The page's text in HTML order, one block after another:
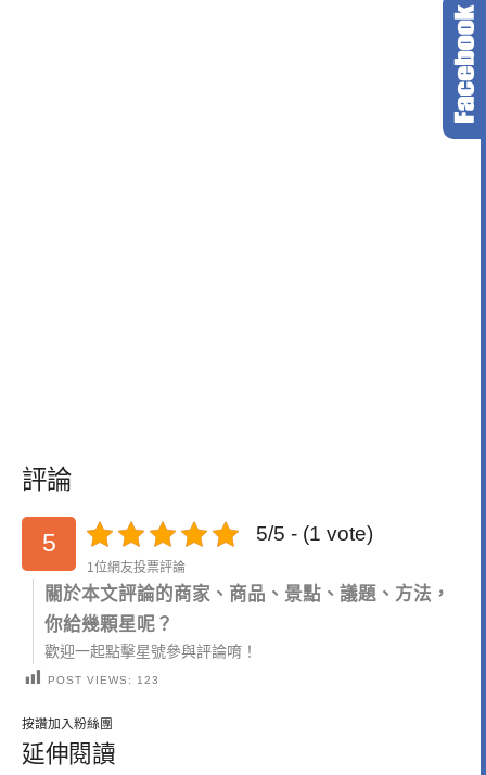
評論
5 5/5 - (1 vote)
1位網友投票評論
關於本文評論的商家、商品、景點、議題、方法，
你給幾顆星呢？
歡迎一起點擊星號參與評論唷！
POST VIEWS: 123
按讚加入粉絲團
延伸閱讀